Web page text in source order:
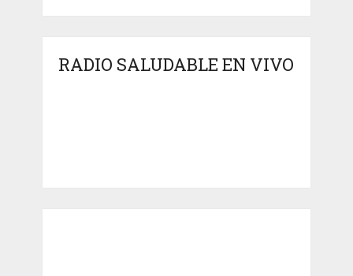
RADIO SALUDABLE EN VIVO